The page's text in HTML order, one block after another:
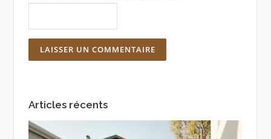
Articles récents